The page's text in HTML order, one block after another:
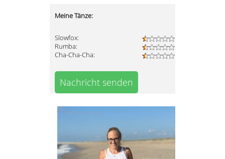
Meine Tänze:
Slowfox:
Rumba:
Cha-Cha-Cha:
Nachricht senden